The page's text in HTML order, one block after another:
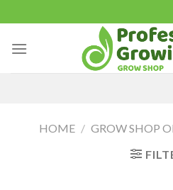
to
content
HOME / GROW SHOP